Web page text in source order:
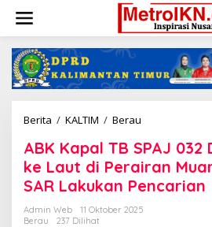
konten
Berita / KALTIM / Berau
TB
SPAJ
032
Diduga
Jatuh
ABK Kapal TB SPAJ
ke Laut di Perairan
SAR Lakukan Pencarian
Admin Web
11 Oktober 2025
Berau
237 Dilihat